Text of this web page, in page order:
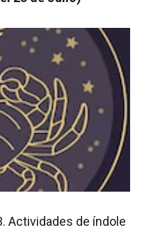
Actividades de índole